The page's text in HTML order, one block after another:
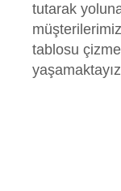
tutarak
tablosu